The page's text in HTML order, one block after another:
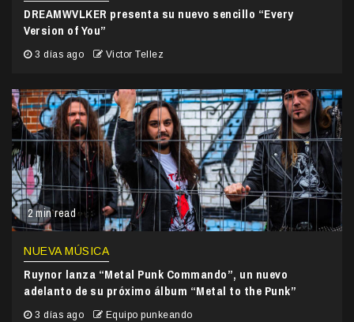
DREAMWVLKER presenta su nuevo sencillo “Every
Version of You”
3 días ago Victor Tellez
2 min read
NUEVA MÚSICA
Ruynor lanza “Metal Punk Commando”, un nuevo
adelanto de su próximo álbum “Metal to the Punk”
3 días ago Equipo punkeando